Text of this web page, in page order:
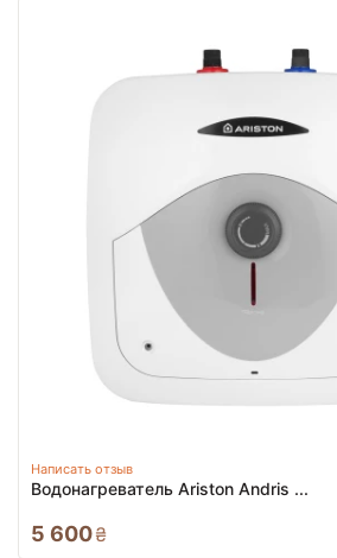
Написать отзыв
Водонагреватель Ariston Andris ...
5 600₴